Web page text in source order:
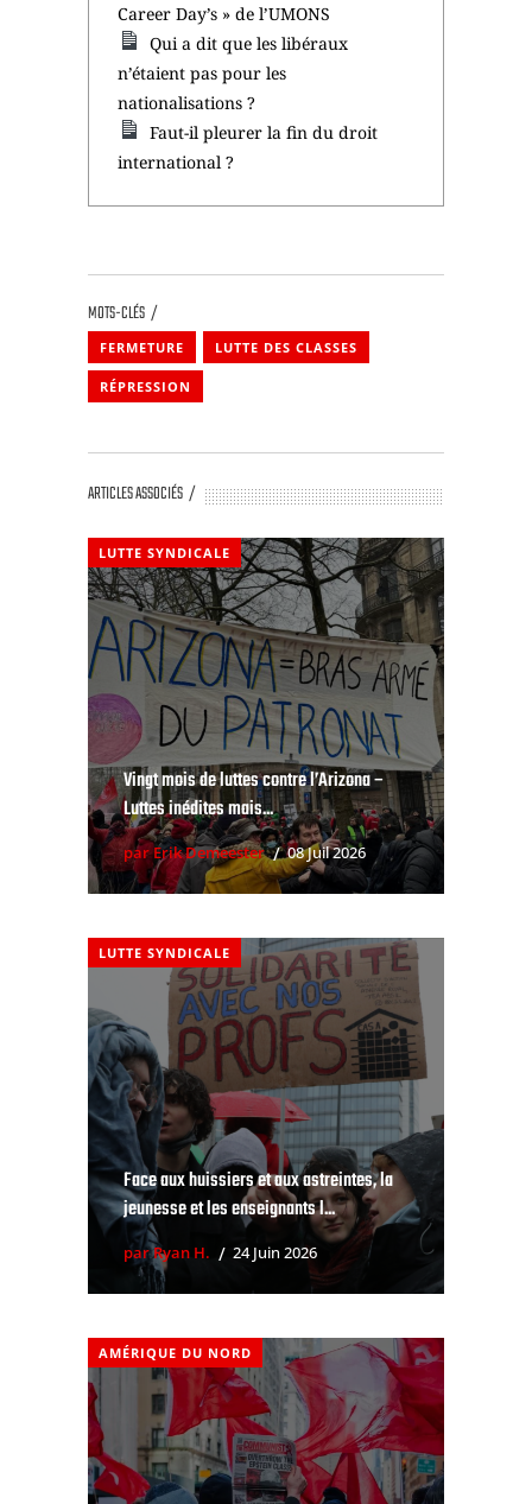
Career Day’s » de l’UMONS
Qui a dit que les libéraux
n’étaient pas pour les
nationalisations ?
Faut-il pleurer la fin du droit
international ?
MOTS-CLÉS
FERMETURE LUTTE DES CLASSES
RÉPRESSION
ARTICLES ASSOCIÉS
LUTTE SYNDICALE
Vingt mois de luttes contre l’Arizona –
Luttes inédites mais...
par Erik Demeester 08 Juil 2026
LUTTE SYNDICALE
Face aux huissiers et aux astreintes, la
jeunesse et les enseignants l...
par Ryan H. 24 Juin 2026
AMÉRIQUE DU NORD